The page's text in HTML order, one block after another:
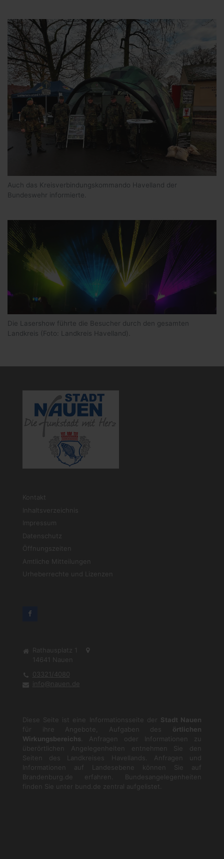
Auch das Kreisverbindungskommando Havelland der
Bundeswehr informierte.
Die Lasershow führte die Besucher durch den gesamten
Landkreis (Foto: Landkreis Havelland).
Kontakt
Inhaltsverzeichnis
Impressum
Datenschutz
Öffnungszeiten
Amtliche Mitteilungen
Urheberrechte und Lizenzen
Rathausplatz 1
14641
Nauen
03321/4080
info@nauen.de
Diese Seite ist eine Informationsseite der Stadt Nauen
für ihre Angebote, Aufgaben des örtlichen
Wirkungsbereichs . Anfragen oder Informationen zu
überörtlichen Angelegenheiten entnehmen Sie den
Seiten des Landkreises Havellands. Anfragen und
Informationen auf Landesebene können Sie auf
Brandenburg.de
erfahren. Bundesangelegenheiten
finden Sie unter
bund.de zentral aufgelistet.